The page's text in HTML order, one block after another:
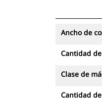
Ancho de
Cantidad
Clase de
Cantidad